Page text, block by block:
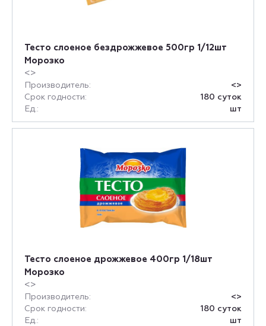
Тесто слоеное бездрожжевое 500гр 1/12шт
Морозко
<>
Производитель:
<>
Срок годности:
180 суток
Ед.:
шт
Тесто слоеное дрожжевое 400гр 1/18шт
Морозко
<>
Производитель:
<>
Срок годности:
180 суток
Ед.:
шт